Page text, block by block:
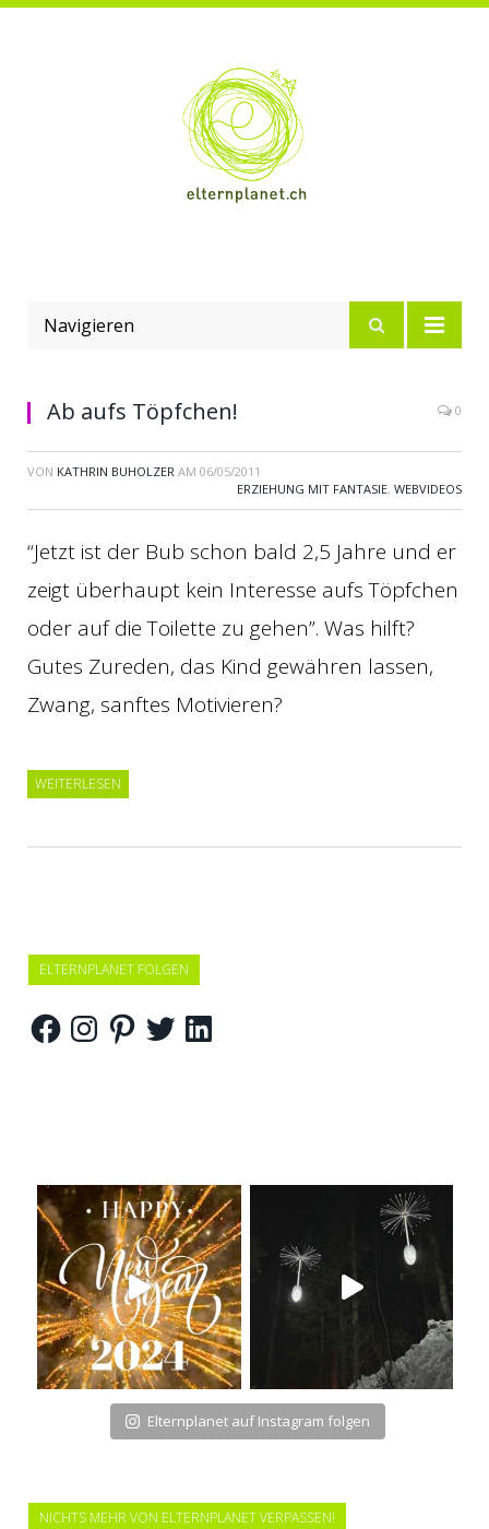
Navigieren
Ab aufs Töpfchen! 0
VON KATHRIN BUHOLZER AM 06/05/2011
ERZIEHUNG MIT FANTASIE, WEBVIDEOS
“Jetzt ist der Bub schon bald 2,5 Jahre und er
zeigt überhaupt kein Interesse aufs Töpfchen
oder auf die Toilette zu gehen”. Was hilft?
Gutes Zureden, das Kind gewähren lassen,
Zwang, sanftes Motivieren?
WEITERLESEN
ELTERNPLANET FOLGEN
FacebookInstagramPinterestTwitterLinkedIn
Elternplanet auf Instagram folgen
NICHTS MEHR VON ELTERNPLANET VERPASSEN!